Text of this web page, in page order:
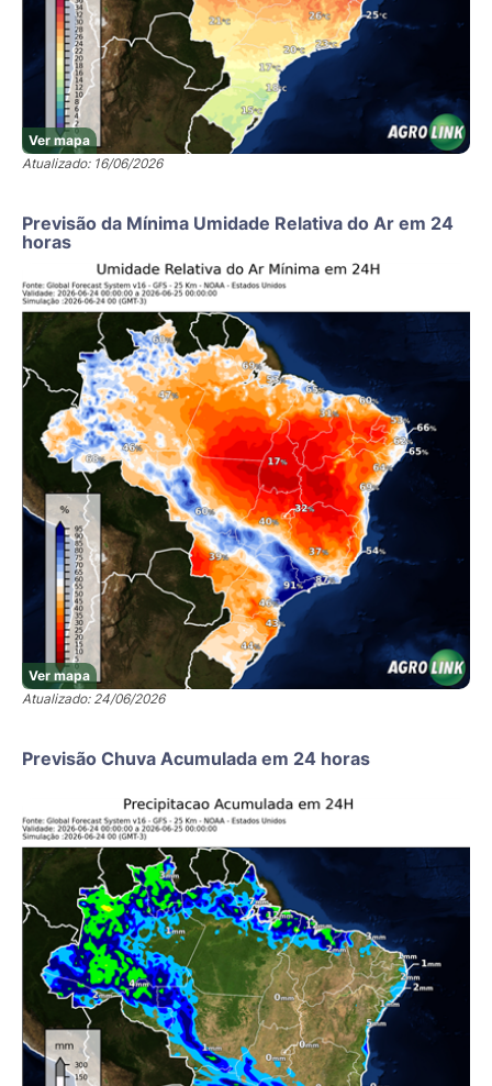
Ver mapa
Atualizado: 16/06/2026
Previsão da Mínima Umidade Relativa do Ar em 24
horas
Ver mapa
Atualizado: 24/06/2026
Previsão Chuva Acumulada em 24 horas